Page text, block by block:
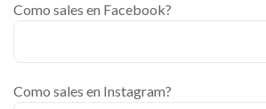
Como sales en Facebook?
Como sales en Instagram?